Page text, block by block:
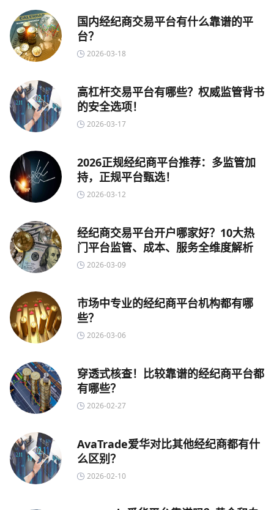
国内经纪商交易平台有什么靠谱的平
台？
2026-03-18
高杠杆交易平台有哪些？权威监管背书
的安全选项！
2026-03-17
2026正规经纪商平台推荐：多监管加
持，正规平台甄选！
2026-03-12
经纪商交易平台开户哪家好？10大热
门平台监管、成本、服务全维度解析
2026-03-09
市场中专业的经纪商平台机构都有哪
些？
2026-03-06
穿透式核查！比较靠谱的经纪商平台都
有哪些？
2026-02-27
AvaTrade爱华对比其他经纪商都有什
么区别？
2026-02-10